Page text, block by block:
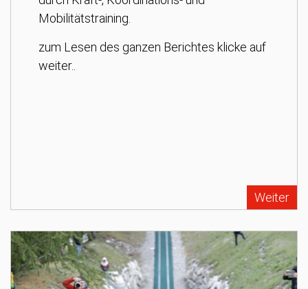
Mobilitätstraining.
zum Lesen des ganzen Berichtes klicke auf
weiter..
Weiter